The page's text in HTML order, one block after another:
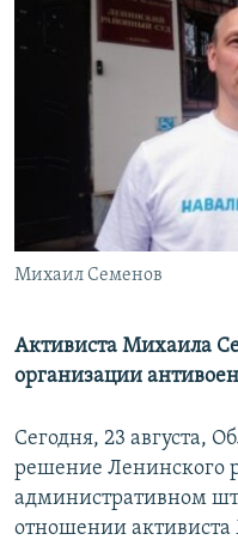
СИБИРЬ.РЕАЛИИ
РАСПИСАНИЕ
ПОДПИШИТЕСЬ НА
СОЦИАЛЬНЫЕ СЕТИ
Все сайты РСЕ/РС
Михаил Семенов
Активиста Михаила
организации
Сегодня, 23 августа,
решение Ленинского
административном
отношении